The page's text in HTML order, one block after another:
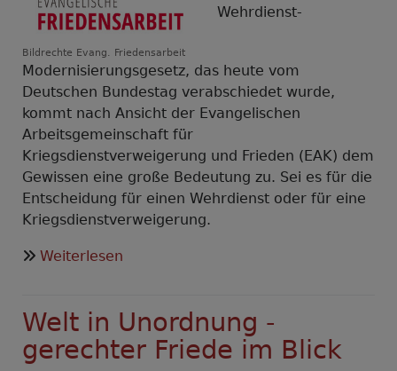
Bildrechte Evang. Friedensarbeit
Wehrdienst-
Modernisierungsgesetz, das heute vom
Deutschen Bundestag verabschiedet wurde,
kommt nach Ansicht der Evangelischen
Arbeitsgemeinschaft für
Kriegsdienstverweigerung und Frieden (EAK) dem
Gewissen eine große Bedeutung zu. Sei es für die
Entscheidung für einen Wehrdienst oder für eine
Kriegsdienstverweigerung.
Weiterlesen
Entscheidung
oder
Welt in Unordnung -
gerechter Friede im Blick